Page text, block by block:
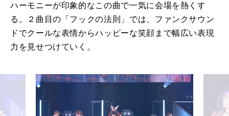
ハーモニーが印象的なこの曲で一気に会場を熱くす
る。２曲目の「フックの法則」では、ファンクサウン
ドでクールな表情からハッピーな笑顔まで幅広い表現
力を見せつけていく。